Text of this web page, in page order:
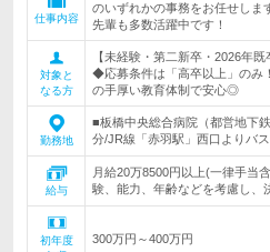
仕事内容
のいずれかの事務をお任せしま
先輩も多数活躍中です！
対象と
なる方
【未経験・第二新卒・2026年
◆応募条件は「高卒以上」の
の手厚い教育体制で安心◎
勤務地
■板橋中央総合病院（都営地下
分/JR線「赤羽駅」西口よりバ
給与
月給20万8500円以上(一律手当
験、能力、年齢などを考慮し、
初年度
300万円～400万円